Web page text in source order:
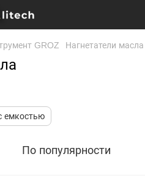
GROZ Нагнетатели масла
емкостью
По популярности